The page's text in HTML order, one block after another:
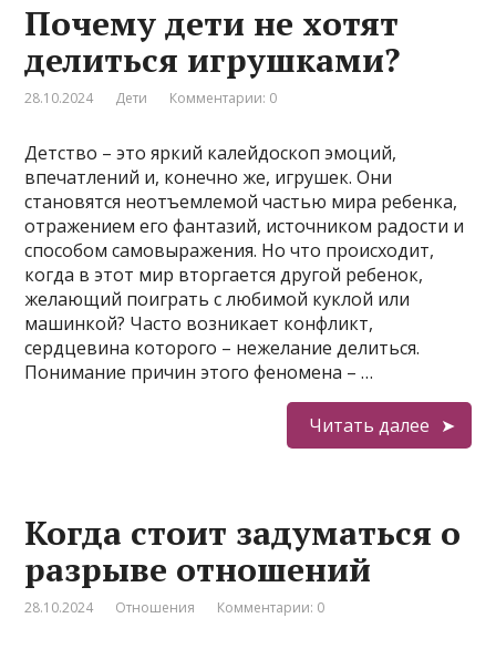
Почему дети не хотят
делиться игрушками?
28.10.2024 Дети Комментарии: 0
Детство – это яркий калейдоскоп эмоций,
впечатлений и, конечно же, игрушек. Они
становятся неотъемлемой частью мира ребенка,
отражением его фантазий, источником радости и
способом самовыражения. Но что происходит,
когда в этот мир вторгается другой ребенок,
желающий поиграть с любимой куклой или
машинкой? Часто возникает конфликт,
сердцевина которого – нежелание делиться.
Понимание причин этого феномена – …
Читать далее
Когда стоит задуматься о
разрыве отношений
28.10.2024 Отношения Комментарии: 0